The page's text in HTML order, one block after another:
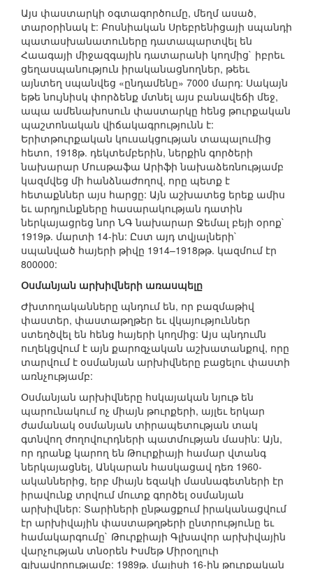
Այս փաստարկի օգտագործումը, մեղմ ասած,
տարօրինակ է: Բոսնիական Սրեբրենիցայի սպանդի
պատասխանատուները դատապարտվել են
Հաագայի միջազգային դատարանի կողմից` իբրեւ
ցեղասպանություն իրականացնողներ, թեեւ
այնտեղ սպանվեց «ընդամենը» 7000 մարդ: Սակայն
եթե նույնիսկ փորձենք մտնել այս բանավեճի մեջ,
ապա ամենախոսուն փաստարկը հենց թուրքական
պաշտոնական վիճակագրությունն է:
Երիտթուրքական կուսակցության տապալումից
հետո, 1918թ. դեկտեմբերին, ներքին գործերի
նախարար Մուսթաֆա Արիֆի նախաձեռնությամբ
կազմվեց մի հանձնաժողով, որը պետք է
հետաքններ այս հարցը: Այն աշխատեց երեք ամիս
եւ արդյունքները հասարակության դատին
ներկայացրեց նոր ՆԳ նախարար Ջեմալ բեյի օրոք`
1919թ. մարտի 14-ին: Ըստ այդ տվյալների`
սպանված հայերի թիվը 1914–1918թթ. կազմում էր
800000:
Օսմանյան արխիվների առասպելը
Ժխտողականները պնդում են, որ բազմաթիվ
փաստեր, փաստաթղթեր եւ վկայություններ
ստեղծվել են հենց հայերի կողմից: Այս պնդումն
ուղեկցվում է այն քարոզչական աշխատանքով, որը
տարվում է օսմանյան արխիվները բացելու փաստի
առնչությամբ:
Օսմանյան արխիվները հսկայական նյութ են
պարունակում ոչ միայն թուրքերի, այլեւ երկար
ժամանակ օսմանյան տիրապետության տակ
գտնվող ժողովուրդների պատմության մասին: Այն,
որ դրանք կարող են Թուրքիայի համար վտանգ
ներկայացնել, Անկարան հասկացավ դեռ 1960-
ականներից, երբ միայն եզակի մասնագետների էր
իրավունք տրվում մուտք գործել օսմանյան
արխիվներ: Տարիների ընթացքում իրականացվում
էր արխիվային փաստաթղթերի ընտրությունը եւ
համակարգումը` Թուրքիայի Գլխավոր արխիվային
վարչության տնօրեն Իսմեթ Միրօղլուի
գլխավորությամբ: 1989թ. մայիսի 16-ին թուրքական